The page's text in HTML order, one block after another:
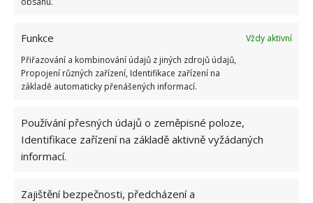
Funkce
Vždy aktivní
Přiřazování a kombinování údajů z jiných zdrojů údajů,
Propojení různých zařízení, Identifikace zařízení na
základě automaticky přenášených informací.
Používání přesných údajů o zeměpisné poloze,
Identifikace zařízení na základě aktivně vyžádaných
informací.
Zajištění bezpečnosti, předcházení a